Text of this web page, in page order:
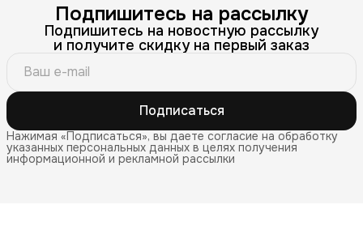
Подпишитесь на рассылку
Подпишитесь на новостную рассылку
и получите скидку на первый заказ
Подписаться
Нажимая «Подписаться», вы даете согласие на обработку
указанных персональных данных в целях получения
информационной и рекламной рассылки